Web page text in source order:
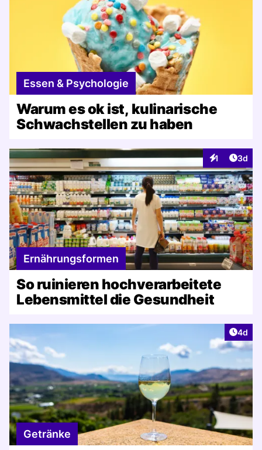
Essen & Psychologie
Warum es ok ist, kulinarische
Schwachstellen zu haben
1
Interaktionen
3d
Ernährungsformen
So ruinieren hochverarbeitete
Lebensmittel die Gesundheit
4d
Getränke